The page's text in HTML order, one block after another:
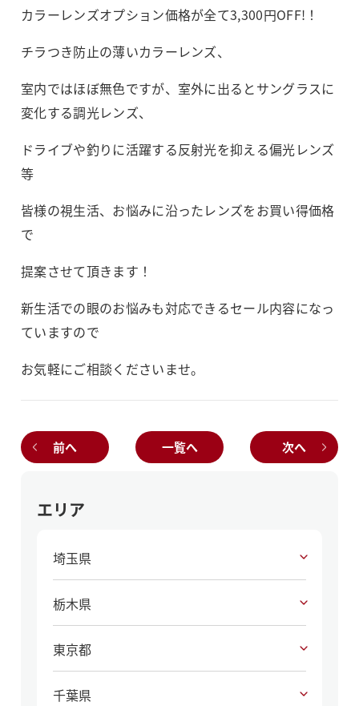
カラーレンズオプション価格が全て3,300円OFF!！
チラつき防止の薄いカラーレンズ、
室内ではほぼ無色ですが、室外に出るとサングラスに
変化する調光レンズ、
ドライブや釣りに活躍する反射光を抑える偏光レンズ
等
皆様の視生活、お悩みに沿ったレンズをお買い得価格
で
提案させて頂きます！
新生活での眼のお悩みも対応できるセール内容になっ
ていますので
お気軽にご相談くださいませ。
前へ 一覧へ 次へ
エリア
埼玉県
栃木県
東京都
千葉県